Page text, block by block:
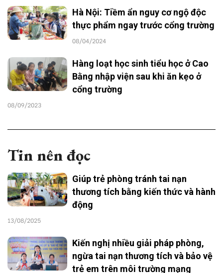
Hà Nội: Tiềm ẩn nguy cơ ngộ độc
thực phẩm ngay trước cổng trường
08/04/2024
Hàng loạt học sinh tiểu học ở Cao
Bằng nhập viện sau khi ăn kẹo ở
cổng trường
08/09/2023
Tin nên đọc
Giúp trẻ phòng tránh tai nạn
thương tích bằng kiến thức và hành
động
13/08/2025
Kiến nghị nhiều giải pháp phòng,
ngừa tai nạn thương tích và bảo vệ
trẻ em trên môi trường mạng